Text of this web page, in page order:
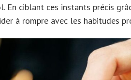
En ciblant ces instants précis
à rompre avec les habitudes